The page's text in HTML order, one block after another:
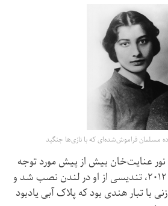
مسلمان فراموش‌شده‌ای که با نازی‌ها جنگید
عنایت‌خان بیش از پیش مورد توجه
قرار گرفته است. در سال ۲۰۱۲، تندیسی از او در لندن نصب شد و
زنی با تبار هندی بود که پلاک آبی یادبود